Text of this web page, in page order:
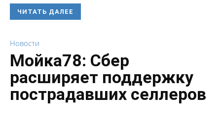
ЧИТАТЬ ДАЛЕЕ
Новости
Мойка78: Сбер
расширяет поддержку
пострадавших селлеров